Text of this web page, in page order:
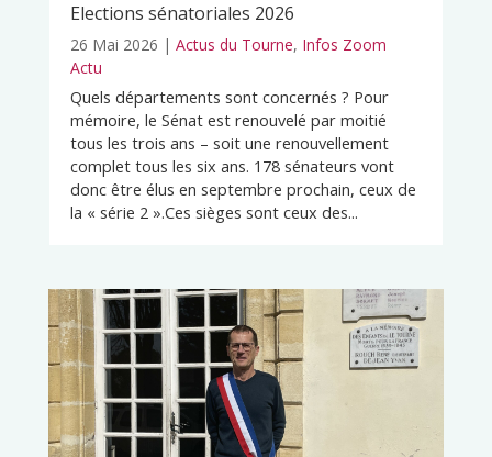
Elections sénatoriales 2026
26 Mai 2026 | Actus du Tourne, Infos Zoom
Actu
Quels départements sont concernés ? Pour
mémoire, le Sénat est renouvelé par moitié
tous les trois ans – soit une renouvellement
complet tous les six ans. 178 sénateurs vont
donc être élus en septembre prochain, ceux de
la « série 2 ».Ces sièges sont ceux des...